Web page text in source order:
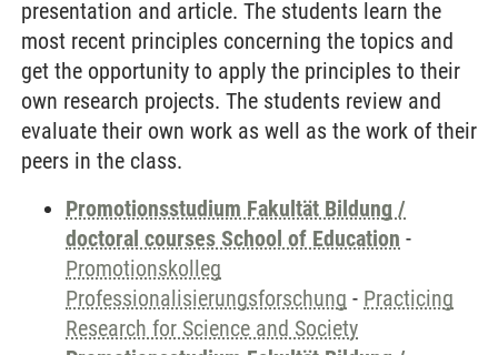
presentation and article. The students learn the
most recent principles concerning the topics and
get the opportunity to apply the principles to their
own research projects. The students review and
evaluate their own work as well as the work of their
peers in the class.
Promotionsstudium Fakultät Bildung /
doctoral courses School of Education -
Promotionskolleg
Professionalisierungsforschung - Practicing
Research for Science and Society